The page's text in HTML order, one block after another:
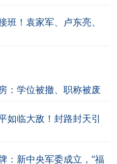
班！袁家军、卢东亮、
：学位被撤、职称被废
如临大敌！封路封天引
：新中央军委成立，“福